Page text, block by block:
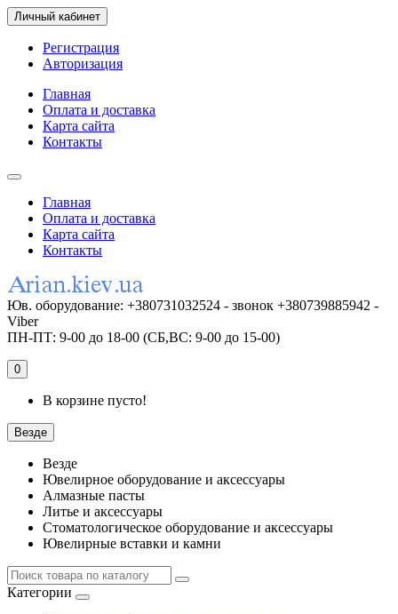
Личный кабинет
Регистрация
Авторизация
Главная
Оплата и доставка
Карта сайта
Контакты
Главная
Оплата и доставка
Карта сайта
Контакты
Юв. оборудование: +380731032524 - звонок +380739885942 -
Viber
ПН-ПТ: 9-00 до 18-00 (СБ,ВС: 9-00 до 15-00)
0
В корзине пусто!
Везде
Везде
Ювелирное оборудование и аксессуары
Алмазные пасты
Литье и аксессуары
Стоматологическое оборудование и аксессуары
Ювелирные вставки и камни
Категории